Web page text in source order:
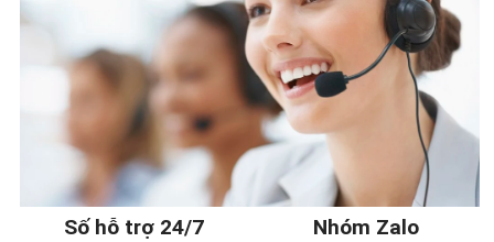
Số hỗ trợ 24/7 Nhóm Zalo